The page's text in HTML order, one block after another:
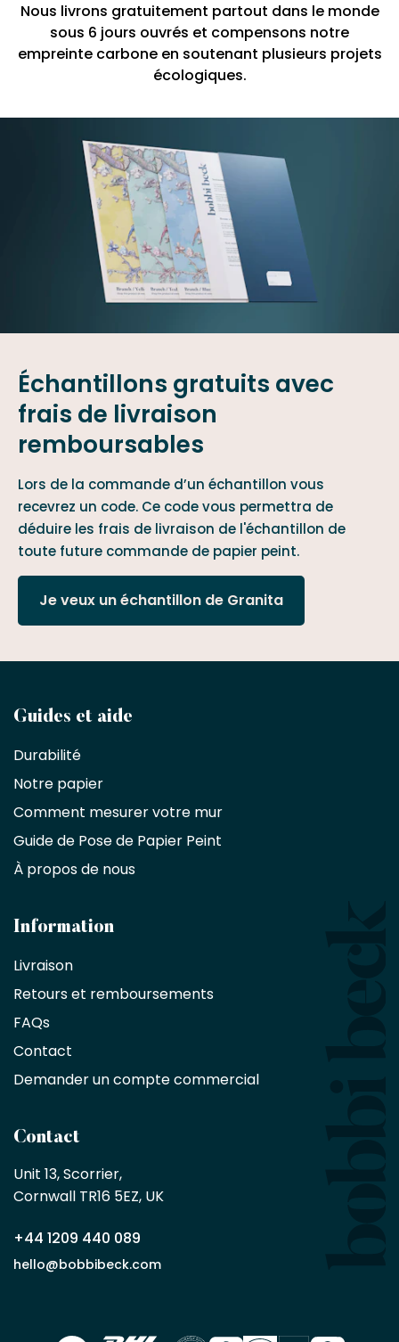
Nous livrons gratuitement partout dans le monde
sous 6 jours ouvrés et compensons notre
empreinte carbone en soutenant plusieurs projets
écologiques.
Échantillons gratuits avec
frais de livraison
remboursables
Lors de la commande d’un échantillon vous
recevrez un code. Ce code vous permettra de
déduire les frais de livraison de l'échantillon de
toute future commande de papier peint.
Je veux un échantillon de Granita
Devenez
partenaire
commercial
Décorateurs
d'intérieur,
designers
architectes
d'une
exclusive
de
%
sur
sans
minimum
en
partenaire
commercial
Guides et aide
Durabilité
Notre papier
Comment mesurer votre mur
Guide de Pose de Papier Peint
À propos de nous
Information
Livraison
Retours et remboursements
FAQs
Contact
Demander un compte commercial
Contact
Unit 13, Scorrier,
Cornwall TR16 5EZ, UK
+44 1209 440 089
hello@bobbibeck.com